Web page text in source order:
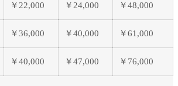
￥22,000 ￥24,000 ￥48,000
￥36,000 ￥40,000 ￥61,000
￥40,000 ￥47,000 ￥76,000